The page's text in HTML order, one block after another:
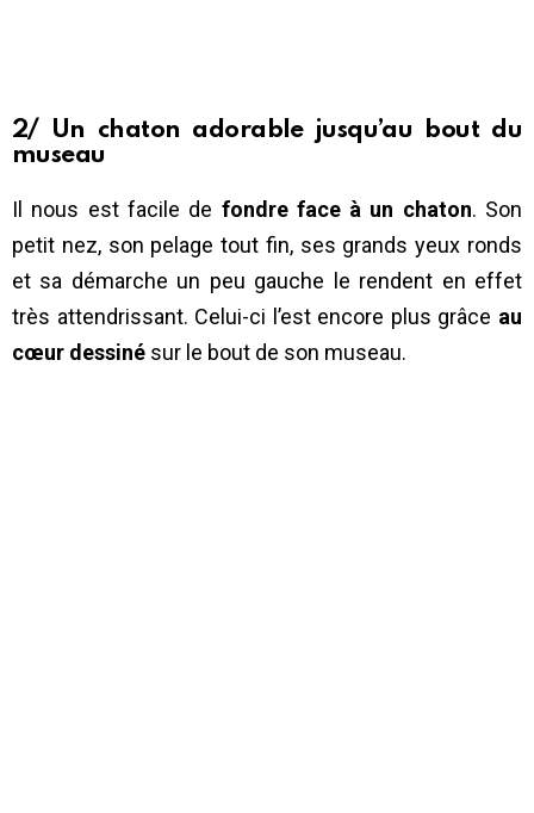
2/ Un chaton adorable jusqu’au bout du
museau
Il nous est facile de fondre face à un chaton. Son
petit nez, son pelage tout fin, ses grands yeux ronds
et sa démarche un peu gauche le rendent en effet
très attendrissant. Celui-ci l’est encore plus grâce au
cœur dessiné sur le bout de son museau.